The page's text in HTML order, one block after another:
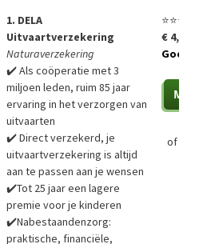
1. DELA
Uitvaartverzekering
Naturaverzekering
✔️ Als coöperatie met 3
miljoen leden, ruim 85 jaar
ervaring in het verzorgen van
uitvaarten
✔️ Direct verzekerd, je
uitvaartverzekering is altijd
aan te passen aan je wensen
✔️Tot 25 jaar een lagere
premie voor je kinderen
✔️Nabestaandenzorg:
praktische, financiële,
⭐⭐⭐⭐⭐
€ 4,99
of